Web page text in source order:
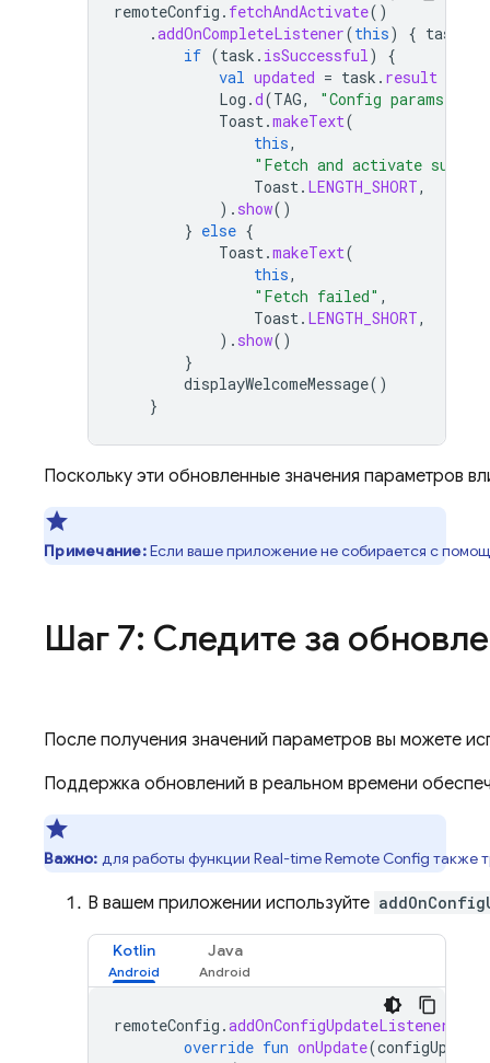
remoteConfig . fetchAndActivate()
.addOnCompleteListener(this) { task
if (task . isSuccessful)
{
val updated = task . result
Log .d(TAG,
"Config params
Toast.makeText(
this,
"Fetch and activate
Toast. LENGTH_SHORT,
). show()
} else {
Toast.makeText(
this,
"Fetch failed" ,
Toast. LENGTH_SHORT,
). show()
}
displayWelcomeMessage()
}
Поскольку эти обновленные значения параметров
Примечание:Если ваше приложение не собирается с
Шаг 7: Следите за
После получения значений параметров вы можете
Поддержка обновлений в реальном времени
Важно: для работы функции Real-timeRemote Config также
В вашем приложении используйте
Kotlin Java
remoteConfig .addOnConfigUpdateListener
override fun onUpdate(configUpdate